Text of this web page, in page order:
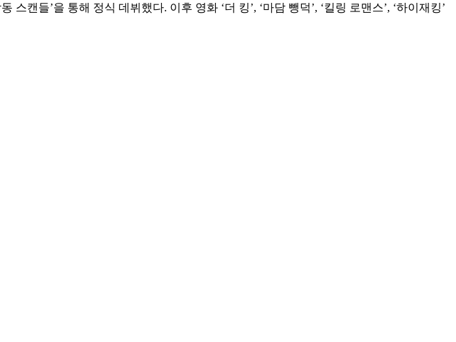
캔들’을 통해 정식 데뷔했다. 이후 영화 ‘더 킹’, ‘마담 뺑덕’, ‘킬링 로맨스’, ‘하이재킹’